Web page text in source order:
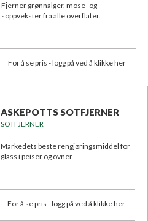
Fjerner grønnalger, mose- og
soppvekster fra alle overflater.
For å se pris - logg på ved å klikke her
ASKEPOTTS SOTFJERNER
SOTFJERNER
Markedets beste rengjøringsmiddel for
glass i peiser og ovner
For å se pris - logg på ved å klikke her